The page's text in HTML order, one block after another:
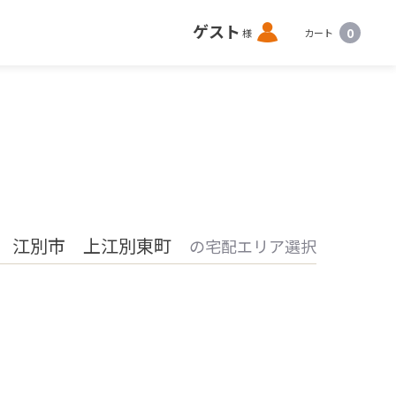
ゲスト 様 ロ
グ
カート 0
江別市 上江別東町 の宅配エリア選択